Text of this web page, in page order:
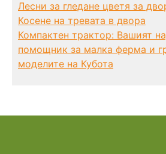
Лесни за гледане цветя за
Косене на тревата в двора
Компактен трактор: Вашият
помощник за малка ферма и
моделите на Кубота